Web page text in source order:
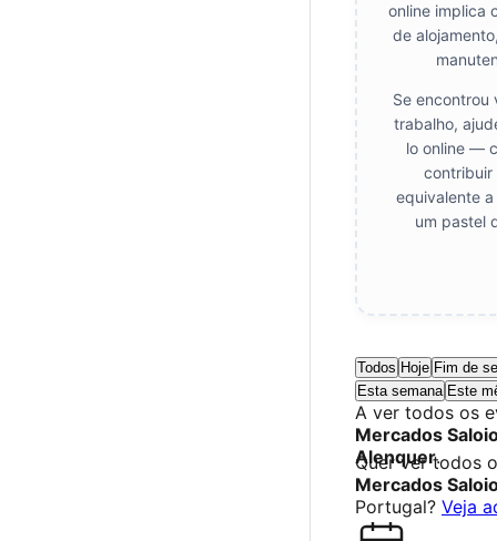
online implica
de
Se encontrou
trabalho,
lo online —
contribuir
equivalente
um pastel
Todos Hoje Fim de
Esta semana Este
A ver todos os
Mercados
Alenquer.
Quer ver todos
Mercados
Portugal? Veja